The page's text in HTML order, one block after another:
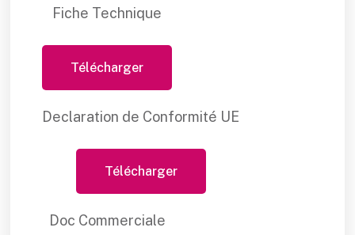
Fiche Technique
Télécharger
Declaration de Conformité UE
Télécharger
Doc Commerciale